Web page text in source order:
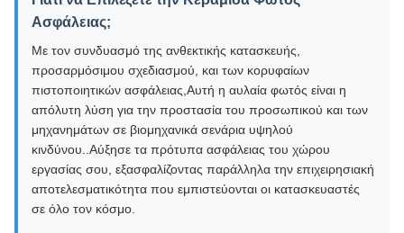
Ασφάλειας;
Με τον συνδυασμό της ανθεκτικής κατασκευής,
προσαρμόσιμου σχεδιασμού, και των κορυφαίων
πιστοποιητικών ασφάλειας,Αυτή η αυλαία φωτός είναι η
απόλυτη λύση για την προστασία του προσωπικού και των
μηχανημάτων σε βιομηχανικά σενάρια υψηλού
κινδύνου..Αύξησε τα πρότυπα ασφάλειας του χώρου
εργασίας σου, εξασφαλίζοντας παράλληλα την επιχειρησιακή
αποτελεσματικότητα που εμπιστεύονται οι κατασκευαστές
σε όλο τον κόσμο.